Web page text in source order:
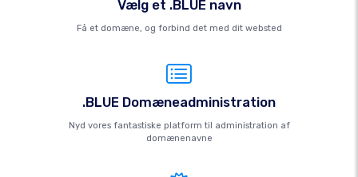
Vælg et .BLUE navn
Få et domæne, og forbind det med dit websted
.BLUE Domæneadministration
Nyd vores fantastiske platform til administration af
domænenavne